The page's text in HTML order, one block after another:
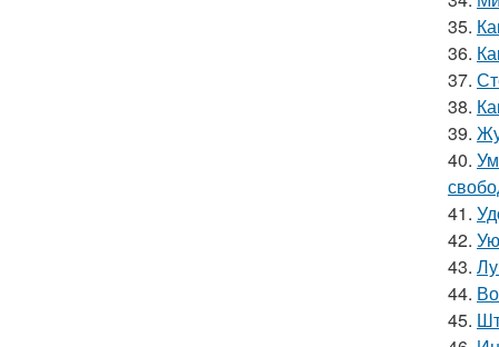
35.
36.
37.
38.
39.
40.
41.
42.
43.
44.
45.